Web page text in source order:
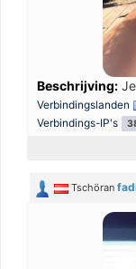
Beschrijving:
Verbindingslanden
Verbindings-IP's
Tschöran